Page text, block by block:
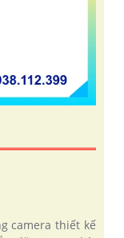
camera thiết kế